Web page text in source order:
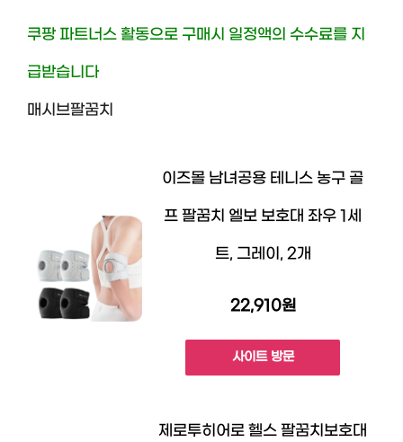
쿠팡 파트너스 활동으로 구매시 일정액의 수수료를 지
급받습니다
매시브팔꿈치
이즈몰 남녀공용 테니스 농구 골
프 팔꿈치 엘보 보호대 좌우 1세
트, 그레이, 2개
22,910원
사이트 방문
제로투히어로 헬스 팔꿈치보호대